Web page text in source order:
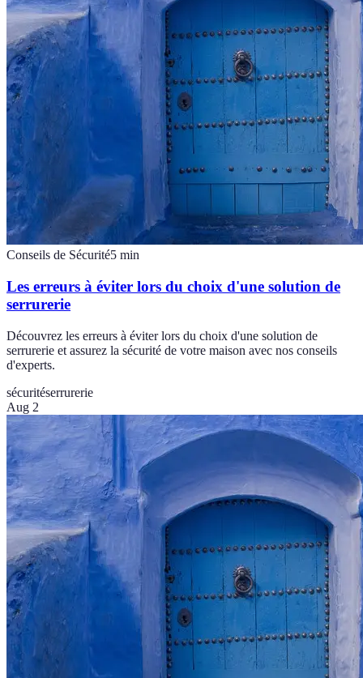
Conseils de Sécurité5 min
Les erreurs à éviter lors du choix d'une solution de
serrurerie
Découvrez les erreurs à éviter lors du choix d'une solution de
serrurerie et assurez la sécurité de votre maison avec nos conseils
d'experts.
sécuritéserrurerie
Aug 2